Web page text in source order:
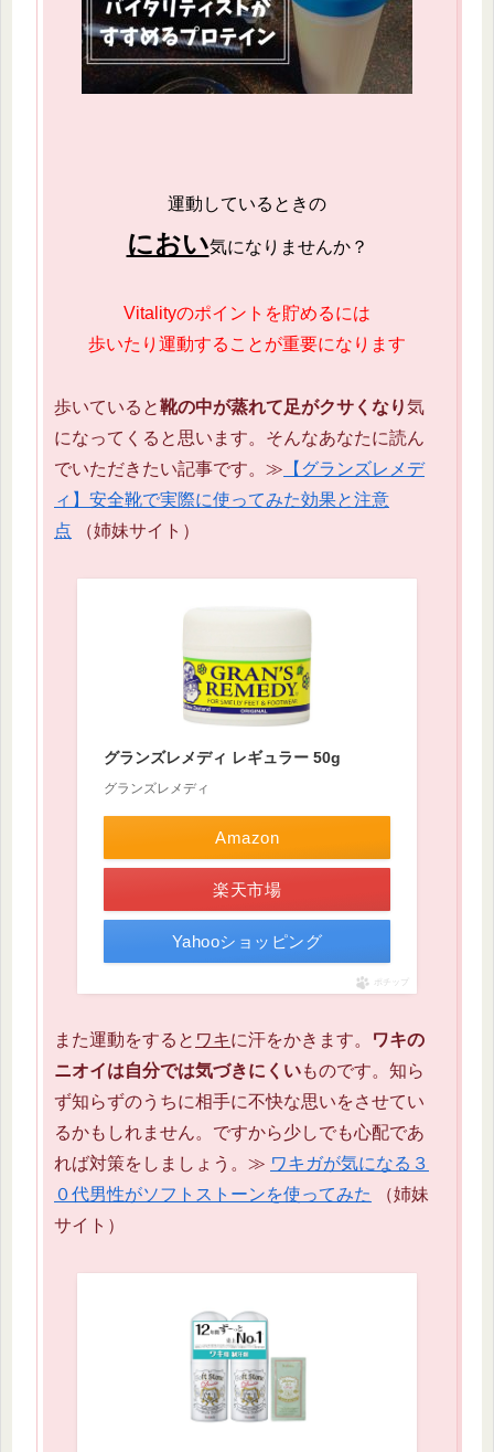
運動しているときの
におい気になりませんか？
Vitalityのポイントを貯めるには
歩いたり運動することが重要になります
歩いていると靴の中が蒸れて足がクサくなり気
になってくると思います。そんなあなたに読ん
でいただきたい記事です。≫ 【グランズレメデ
ィ】安全靴で実際に使ってみた効果と注意
点 （姉妹サイト）
グランズレメディ レギュラー 50g
グランズレメディ
Amazon
楽天市場
Yahooショッピング
ポチップ
また運動をすると ワキに汗をかきます。
ワキの
ニオイは自分では気づきにくいものです。知ら
ず知らずのうちに相手に不快な思いをさせてい
るかもしれません。ですから少しでも心配であ
れば対策をしましょう。≫ ワキガが気になる３
０代男性がソフトストーンを使ってみた
（姉妹
サイト）